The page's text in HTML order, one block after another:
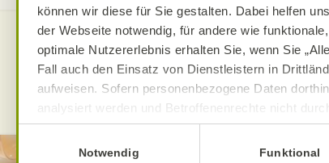
können wir diese für Sie gestalten. Dabei helfen
der Webseite notwendig, für andere wie
optimale Nutzererlebnis erhalten Sie, wenn Sie
Fall auch den Einsatz von Dienstleistern in
aufweisen. Sofern personenbezogene Daten
analysiert werden und Betroffenenrechte nicht
Datenverarbeitung und -übermittlung widerrufen
Datenschutzerklärung
Notwendig Funktional
Entdecken Sie